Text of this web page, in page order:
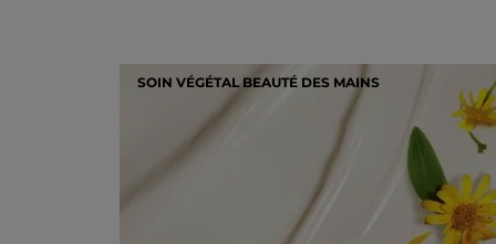
SOIN VÉGÉTAL BEAUTÉ DES MAINS